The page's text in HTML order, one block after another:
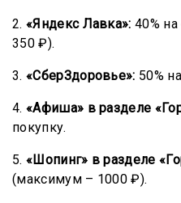
2. «Яндекс Лавка»: 40%
350 ₽).
3. «СберЗдоровье»: 50%
4. «Афиша» в разделе
покупку.
5. «Шопинг» в разделе
(максимум – 1000 ₽).